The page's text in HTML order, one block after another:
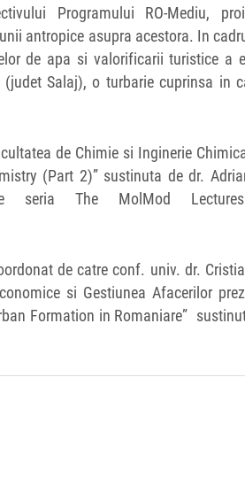
Programului RO-Mediu,
antropice asupra acestora. In
de apa si valorificarii turistice a
Salaj), o turbarie cuprinsa in
de Chimie si Inginerie
(Part 2)” sustinuta de dr.
seria The MolMod
de catre conf. univ. dr.
si Gestiunea Afacerilor
Formation in Romaniare”